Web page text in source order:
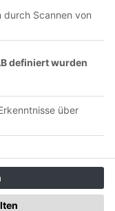
starten👉 Supporter